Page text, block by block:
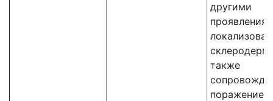
другими
также
поражением